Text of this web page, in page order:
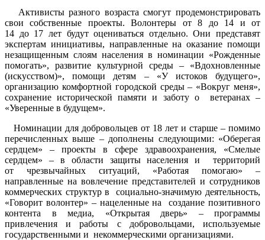
Активисты разного возраста смогут продемонстрировать
свои собственные проекты. Волонтеры от 8 до 14 и от
14 до 17 лет будут оцениваться отдельно. Они представят
экспертам инициативы, направленные на оказание помощи
незащищенным слоям населения в номинации «Рожденные
помогать», развитие культурной среды – «Вдохновленные
(искусством)», помощи детям – «У истоков будущего»,
организацию комфортной городской среды – «Вокруг меня»,
сохранение исторической памяти и заботу о ветеранах –
«Уверенные в будущем».
Номинации для добровольцев от 18 лет и старше – помимо
перечисленных выше – дополнены следующими: «Оберегая
сердцем» – проекты в сфере здравоохранения, «Смелые
сердцем» – в области защиты населения и территорий
от чрезвычайных ситуаций, «Работая помогаю» –
направленные на вовлечение представителей и сотрудников
коммерческих структур в социально-значимую деятельность,
«Говорит волонтер» – нацеленные на создание позитивного
контента в медиа, «Открытая дверь» – программы
привлечения и работы с добровольцами, используемые
государственными и некоммерческими организациями.